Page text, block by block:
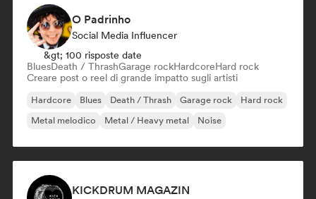
O Padrinho
Social Media Influencer
&gt; 100 risposte date
BluesDeath / ThrashGarage rockHardcoreHard rock
Creare post o reel di grande impatto sugli artisti
Hardcore Blues Death / Thrash Garage rock
Hard rock
Metal melodico
Metal / Heavy metal Noise
KICKDRUM MAGAZIN